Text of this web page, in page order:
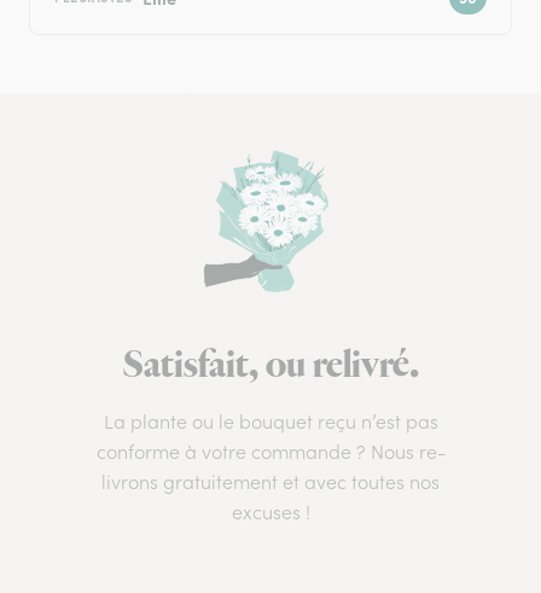
Satisfait, ou relivré.
La plante ou le bouquet reçu n’est pas
conforme à votre commande ? Nous re-
livrons gratuitement et avec toutes nos
excuses !